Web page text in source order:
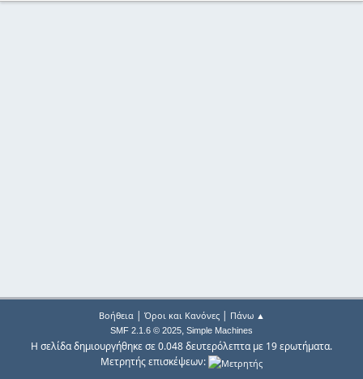
Βοήθεια| Όροι και Κανόνες| Πάνω ▲
SMF 2.1.6 © 2025, Simple Machines
Η σελίδα δημιουργήθηκε σε 0.048 δευτερόλεπτα με 19 ερωτήματα.
Μετρητής επισκέψεων: